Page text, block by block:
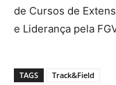
de Cursos de
e Liderança pela
TAGS Track&Field